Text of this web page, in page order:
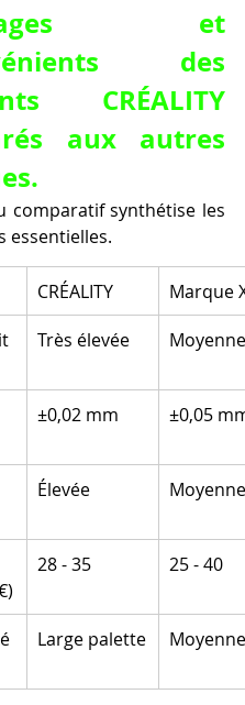
et
des
CRÉALITY
aux autres
comparatif synthétise les
essentielles.
CRÉALITY
Marque X
Très élevée Moyenne
±0,02 mm ±0,05 mm
Élevée Moyenne
28 - 35 25 - 40
Large palette Moyenne